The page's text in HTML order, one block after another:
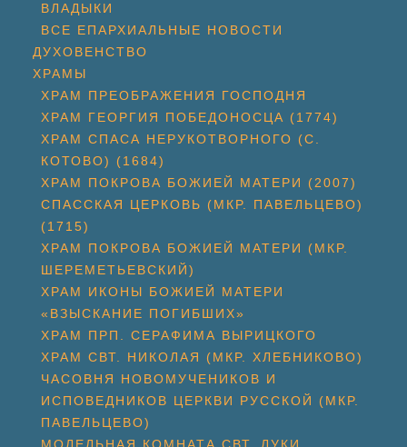
ВЛАДЫКИ
ВСЕ ЕПАРХИАЛЬНЫЕ НОВОСТИ
ДУХОВЕНСТВО
ХРАМЫ
ХРАМ ПРЕОБРАЖЕНИЯ ГОСПОДНЯ
ХРАМ ГЕОРГИЯ ПОБЕДОНОСЦА (1774)
ХРАМ СПАСА НЕРУКОТВОРНОГО (С.
КОТОВО) (1684)
ХРАМ ПОКРОВА БОЖИЕЙ МАТЕРИ (2007)
СПАССКАЯ ЦЕРКОВЬ (МКР. ПАВЕЛЬЦЕВО)
(1715)
ХРАМ ПОКРОВА БОЖИЕЙ МАТЕРИ (МКР.
ШЕРЕМЕТЬЕВСКИЙ)
ХРАМ ИКОНЫ БОЖИЕЙ МАТЕРИ
«ВЗЫСКАНИЕ ПОГИБШИХ»
ХРАМ ПРП. СЕРАФИМА ВЫРИЦКОГО
ХРАМ СВТ. НИКОЛАЯ (МКР. ХЛЕБНИКОВО)
ЧАСОВНЯ НОВОМУЧЕНИКОВ И
ИСПОВЕДНИКОВ ЦЕРКВИ РУССКОЙ (МКР.
ПАВЕЛЬЦЕВО)